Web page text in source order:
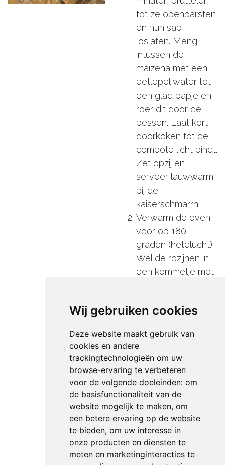
Wij gebruiken cookies
Deze website maakt gebruik van
cookies en andere
trackingtechnologieën om uw
browse-ervaring te verbeteren
voor de volgende doeleinden: om
de basisfunctionaliteit van de
website mogelijk te maken, om
een betere ervaring op de website
te bieden, om uw interesse in
onze producten en diensten te
meten en marketinginteracties te
tot ze openbarsten
en hun sap
loslaten. Meng
intussen de
maïzena met een
eetlepel water tot
een glad papje en
roer dit door de
bessen. Laat kort
doorkoken tot de
compote licht bindt.
Zet opzij en
serveer lauwwarm
bij de
kaiserschmarrn.
Verwarm de oven
voor op 180
graden (hetelucht).
Wel de rozijnen in
een kommetje met
eiwitten in een
maatbeker. Steek
de klopper op de
bamix® en klop de
eiwitten luchtig.
Zodra het eiwit
schuimig wordt,
voeg je geleidelijk
de suiker toe. Klop
door tot een stevig
en glanzend